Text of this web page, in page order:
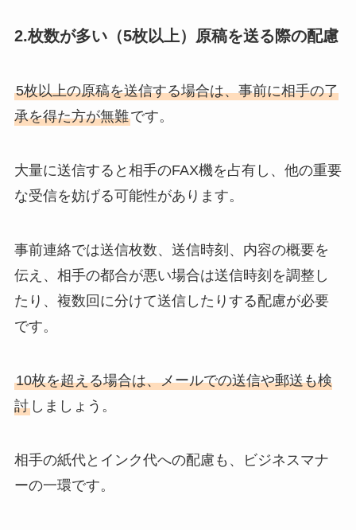
2.枚数が多い（5枚以上）原稿を送る際の配慮
5枚以上の原稿を送信する場合は、事前に相手の了
承を得た方が無難です。
大量に送信すると相手のFAX機を占有し、他の重要
な受信を妨げる可能性があります。
事前連絡では送信枚数、送信時刻、内容の概要を
伝え、相手の都合が悪い場合は送信時刻を調整し
たり、複数回に分けて送信したりする配慮が必要
です。
10枚を超える場合は、メールでの送信や郵送も検
討しましょう。
相手の紙代とインク代への配慮も、ビジネスマナ
ーの一環です。